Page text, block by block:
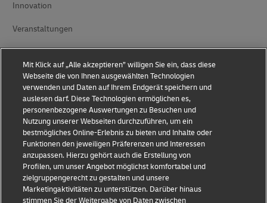
Innovation
Veranstaltungen
Markenpartnerschaften
Betrugsbekämpfung
Rechtliche Hinweise
Nutzungsbedingungen
Mit Klick auf „Alle akzeptieren” willigen Sie ein, dass diese
Webseite die von Ihnen ausgewählten Technologien
verwenden und Daten auf Ihrem Endgerät speichern und
auslesen darf. Diese Technologien ermöglichen es,
personenbezogene Auswertungen zu Besuchen und
Nutzung unserer Webseiten durchzuführen, um ein
bestmögliches Online-Erlebnis zu bieten und Inhalte oder
Funktionen den jeweiligen Präferenzen und Interessen
anzupassen. Hierzu gehört auch die Erstellung von
Profilen, um unser Angebot möglichst komfortabel und
zielgruppengerecht zu gestalten und unsere
Marketingaktivitäten zu unterstützen. Darüber hinaus
stimmen Sie der Weitergabe von Daten zwischen